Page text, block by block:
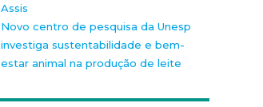
Assis
Novo centro de pesquisa da Unesp
investiga sustentabilidade e bem-
estar animal na produção de leite